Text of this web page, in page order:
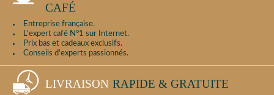
CAFÉ
Entreprise française.
L'expert café N°1 sur Internet.
Prix bas et cadeaux exclusifs.
Conseils d'experts passionnés.
LIVRAISON RAPIDE & GRATUITE